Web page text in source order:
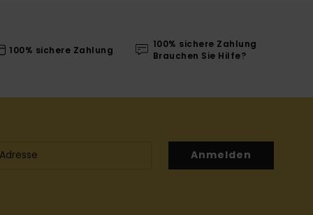
100% sichere Zahlung
100% sichere Zahlung
Brauchen Sie Hilfe?
Anmelden